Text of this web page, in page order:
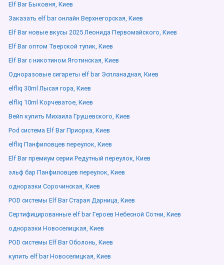
Elf Bar Быковня, Киев
Заказать elf bar онлайн Верхнегорская, Киев
Elf Bar новые вкусы 2025 Леонида Первомайского, Киев
Elf Bar оптом Тверской тупик, Киев
Elf Bar с никотином Яготинская, Киев
Одноразовые сигареты elf bar Эспланадная, Киев
elfliq 30ml Лысая гора, Киев
elfliq 10ml Корчеватое, Киев
Вейп купить Михаила Грушевского, Киев
Pod система Elf Bar Приорка, Киев
elfliq Панфиловцев переулок, Киев
Elf Bar премиум серии Редутный переулок, Киев
эльф бар Панфиловцев переулок, Киев
одноразки Сорочинская, Киев
POD системы Elf Bar Старая Дарница, Киев
Сертифицированные elf bar Героев Небесной Сотни, Киев
одноразки Новоселицкая, Киев
POD системы Elf Bar Оболонь, Киев
купить elf bar Новоселицкая, Киев